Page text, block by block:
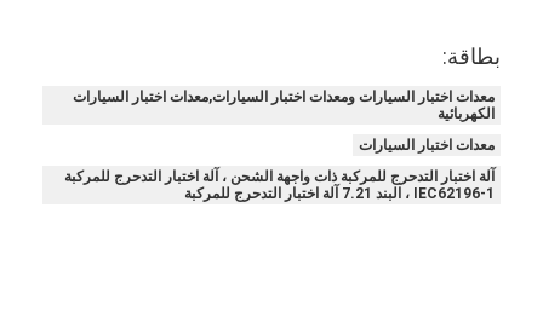
بطاقة:
معدات اختبار السيارات ومعدات اختبار السيارات,معدات اختبار السيارات
الكهربائية
معدات اختبار السيارات
آلة اختبار التدحرج للمركبة ذات واجهة الشحن ، آلة اختبار التدحرج للمركبة
IEC62196-1 ، البند 7.21 آلة اختبار التدحرج للمركبة